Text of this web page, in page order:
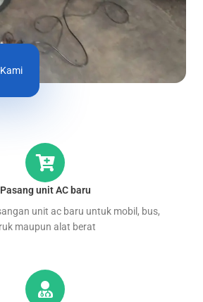
Pasang unit AC baru
unit ac baru untuk mobil, bus,
maupun alat berat